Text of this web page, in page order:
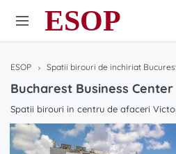
ESOP
ESOP Spatii birouri de inchiriat
Bucharest Business Center
Spatii birouri in centru de afaceri